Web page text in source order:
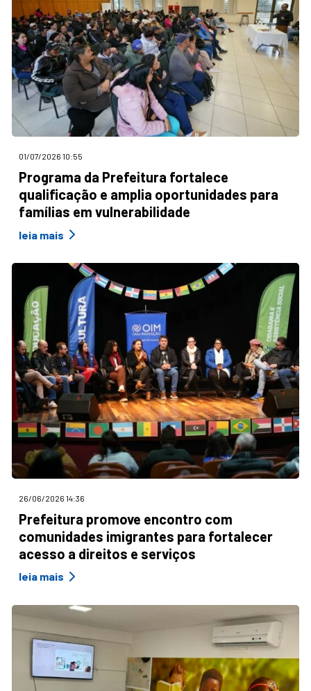
01/07/2026 10:55
Programa da Prefeitura fortalece
qualificação e amplia oportunidades para
famílias em vulnerabilidade
leia mais
26/06/2026 14:36
Prefeitura promove encontro com
comunidades imigrantes para fortalecer
acesso a direitos e serviços
leia mais